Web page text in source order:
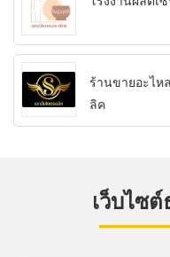
ร้านขายอะไห
ลิค
เว็บไซ